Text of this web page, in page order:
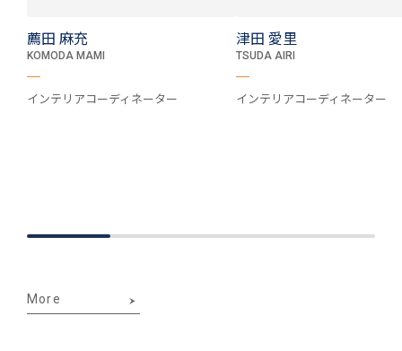
薦田 麻充
KOMODA MAMI
インテリアコーディネーター
津田 愛里
TSUDA AIRI
インテリアコーディネーター
More